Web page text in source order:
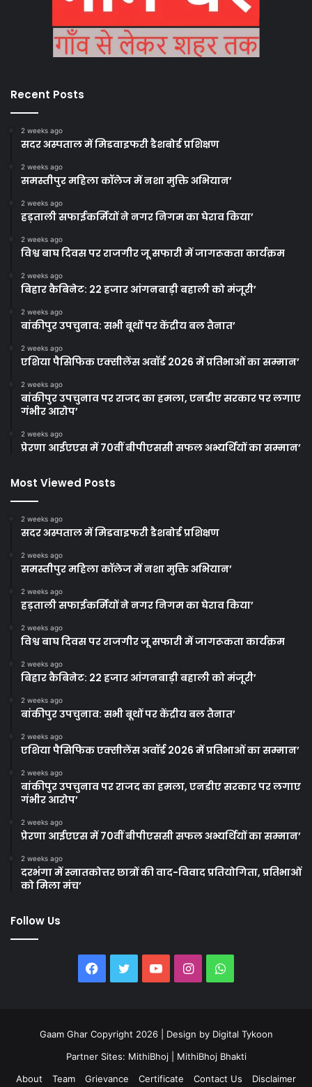
Recent Posts
2 weeks ago
सदर अस्पताल में मिडवाइफरी डैशबोर्ड प्रशिक्षण
2 weeks ago
समस्तीपुर महिला कॉलेज में नशा मुक्ति अभियान’
2 weeks ago
हड़ताली सफाईकर्मियों ने नगर निगम का घेराव किया’
2 weeks ago
विश्व बाघ दिवस पर राजगीर जू सफारी में जागरूकता कार्यक्रम
2 weeks ago
बिहार कैबिनेट: 22 हजार आंगनबाड़ी बहाली को मंजूरी’
2 weeks ago
बांकीपुर उपचुनाव: सभी बूथों पर केंद्रीय बल तैनात’
2 weeks ago
एशिया पैसिफिक एक्सीलेंस अवॉर्ड 2026 में प्रतिभाओं का सम्मान’
2 weeks ago
बांकीपुर उपचुनाव पर राजद का हमला, एनडीए सरकार पर लगाए
गंभीर आरोप’
2 weeks ago
प्रेरणा आईएएस में 70वीं बीपीएससी सफल अभ्यर्थियों का सम्मान’
Most Viewed Posts
2 weeks ago
सदर अस्पताल में मिडवाइफरी डैशबोर्ड प्रशिक्षण
2 weeks ago
समस्तीपुर महिला कॉलेज में नशा मुक्ति अभियान’
2 weeks ago
हड़ताली सफाईकर्मियों ने नगर निगम का घेराव किया’
2 weeks ago
विश्व बाघ दिवस पर राजगीर जू सफारी में जागरूकता कार्यक्रम
2 weeks ago
बिहार कैबिनेट: 22 हजार आंगनबाड़ी बहाली को मंजूरी’
2 weeks ago
बांकीपुर उपचुनाव: सभी बूथों पर केंद्रीय बल तैनात’
2 weeks ago
एशिया पैसिफिक एक्सीलेंस अवॉर्ड 2026 में प्रतिभाओं का सम्मान’
2 weeks ago
बांकीपुर उपचुनाव पर राजद का हमला, एनडीए सरकार पर लगाए
गंभीर आरोप’
2 weeks ago
प्रेरणा आईएएस में 70वीं बीपीएससी सफल अभ्यर्थियों का सम्मान’
2 weeks ago
दरभंगा में स्नातकोत्तर छात्रों की वाद-विवाद प्रतियोगिता, प्रतिभाओं
को मिला मंच’
Follow Us
Facebook
TwitterYouTubeInstagramWhatsApp
Gaam Ghar Copyright 2026 | Design by Digital Tykoon
Partner Sites: MithiBhoj
MithiBhoj Bhakti
About
Team Grievance Certificate Contact Us Disclaimer